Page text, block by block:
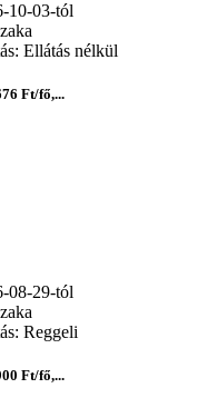
10-03-tól
Ellátás nélkül
Ft/fő,...
08-29-tól
Reggeli
Ft/fő,...